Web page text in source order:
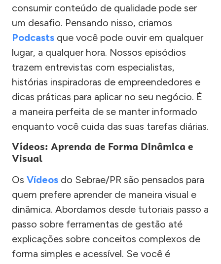
consumir conteúdo de qualidade pode ser
um desafio. Pensando nisso, criamos
Podcasts que você pode ouvir em qualquer
lugar, a qualquer hora. Nossos episódios
trazem entrevistas com especialistas,
histórias inspiradoras de empreendedores e
dicas práticas para aplicar no seu negócio. É
a maneira perfeita de se manter informado
enquanto você cuida das suas tarefas diárias.
Vídeos: Aprenda de Forma Dinâmica e
Visual
Os Vídeos do Sebrae/PR são pensados para
quem prefere aprender de maneira visual e
dinâmica. Abordamos desde tutoriais passo a
passo sobre ferramentas de gestão até
explicações sobre conceitos complexos de
forma simples e acessível. Se você é